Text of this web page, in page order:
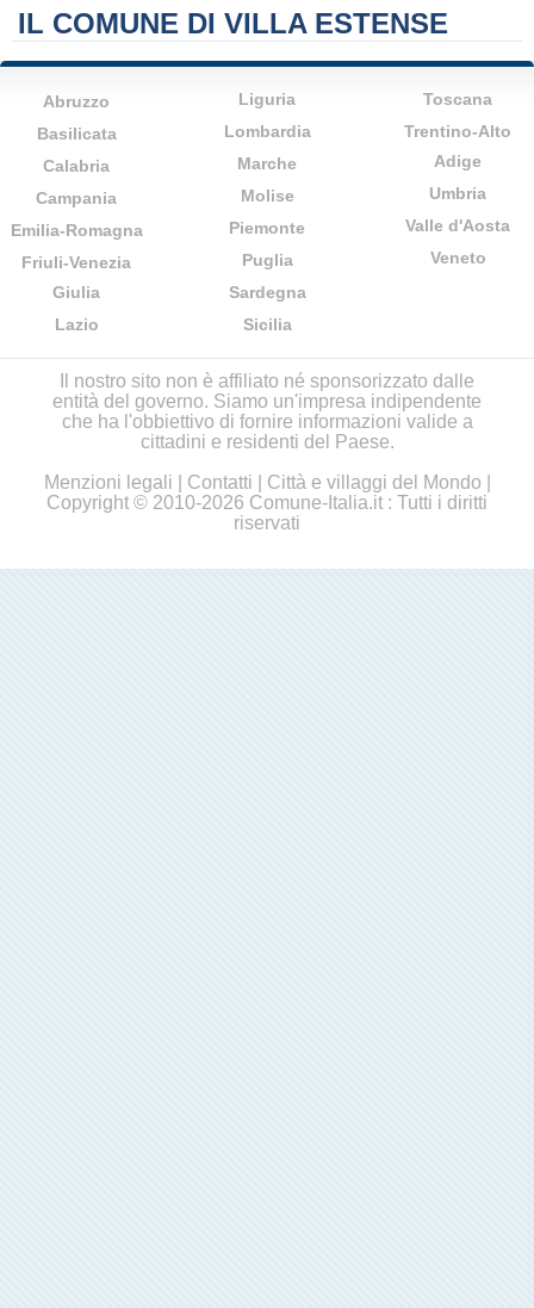
IL COMUNE DI VILLA ESTENSE
Abruzzo
Basilicata
Calabria
Campania
Emilia-Romagna
Friuli-Venezia
Giulia
Lazio
Liguria
Lombardia
Marche
Molise
Piemonte
Puglia
Sardegna
Sicilia
Toscana
Trentino-Alto
Adige
Umbria
Valle d'Aosta
Veneto
Il nostro sito non è affiliato né sponsorizzato dalle
entità del governo. Siamo un'impresa indipendente
che ha l'obbiettivo di fornire informazioni valide a
cittadini e residenti del Paese.
Menzioni legali
Contatti Città e villaggi del Mondo
Copyright © 2010-2026 Comune-Italia.it : Tutti i diritti
riservati